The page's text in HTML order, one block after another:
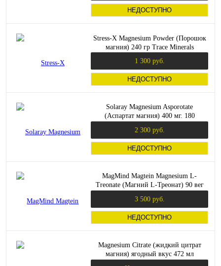
хелатный) 100 мг. 120 таблеток
НЕДОСТУПНО
Stress-X Magnesium Powder (Порошок
магния) 240 гр Trace Minerals
1 300 руб.
НЕДОСТУПНО
Solaray Magnesium Asporotate
(Аспартат магния) 400 мг. 180
2 300 руб.
НЕДОСТУПНО
MagMind Magtein Magnesium L-
Treonate (Магний L-Треонат) 90 вег
3 500 руб.
НЕДОСТУПНО
Magnesium Citrate (жидкий цитрат
магния) ягодный вкус 472 мл